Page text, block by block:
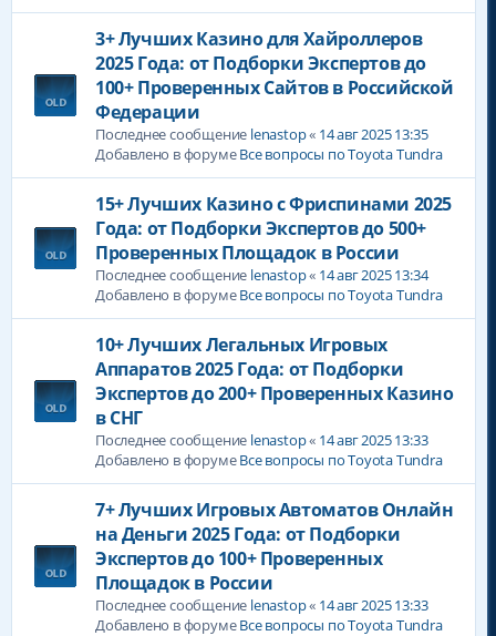
3+ Лучших Казино для Хайроллеров
2025 Года: от Подборки Экспертов до
100+ Проверенных Сайтов в Российской
Федерации
Последнее сообщение lenastop« 14 авг 2025 13:35
Добавлено в форумеВсе вопросы по Toyota Tundra
15+ Лучших Казино с Фриспинами 2025
Года: от Подборки Экспертов до 500+
Проверенных Площадок в России
Последнее сообщение lenastop« 14 авг 2025 13:34
Добавлено в форумеВсе вопросы по Toyota Tundra
10+ Лучших Легальных Игровых
Аппаратов 2025 Года: от Подборки
Экспертов до 200+ Проверенных Казино
в СНГ
Последнее сообщение lenastop« 14 авг 2025 13:33
Добавлено в форумеВсе вопросы по Toyota Tundra
7+ Лучших Игровых Автоматов Онлайн
на Деньги 2025 Года: от Подборки
Экспертов до 100+ Проверенных
Площадок в России
Последнее сообщение lenastop« 14 авг 2025 13:33
Добавлено в форумеВсе вопросы по Toyota Tundra